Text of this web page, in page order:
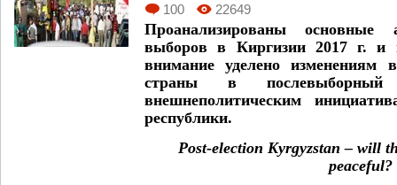
100 22649
Проанализированы основные
выборов в Киргизии 2017 г. и
внимание уделено изменениям
страны в
внешнеполитическим
республики.
Post-election Kyrgyzstan – will
peaceful?